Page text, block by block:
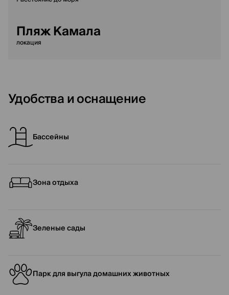
Пляж Камала
локация
Удобства и оснащение
Бассейны
Зона отдыха
Зеленые сады
Парк для выгула домашних животных